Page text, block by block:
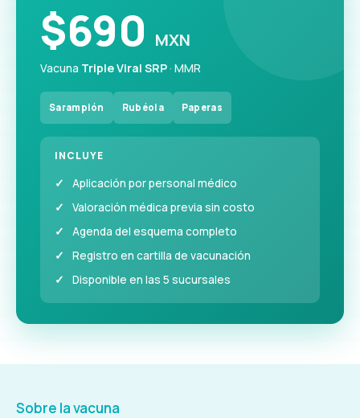
$690 MXN
Vacuna Triple Viral SRP· MMR
Sarampión Rubéola Paperas
INCLUYE
Aplicación por personal médico
Valoración médica previa sin costo
Agenda del esquema completo
Registro en cartilla de vacunación
Disponible en las 5 sucursales
Sobre la vacuna